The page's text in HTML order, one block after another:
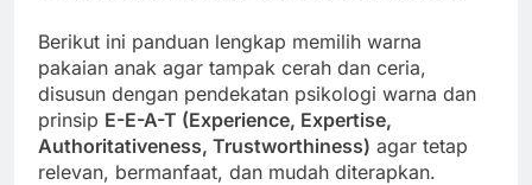
Berikut ini panduan lengkap memilih warna
pakaian anak agar tampak cerah dan ceria,
disusun dengan pendekatan psikologi warna dan
prinsip E-E-A-T (Experience, Expertise,
Authoritativeness, Trustworthiness) agar tetap
relevan, bermanfaat, dan mudah diterapkan.